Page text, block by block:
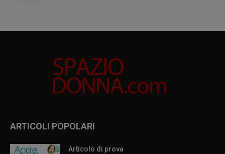
ARTICOLI POPOLARI
Articolo di prova